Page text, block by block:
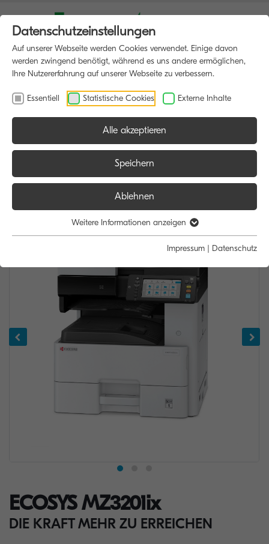
ECOSYS MZ3201ix
DIE KRAFT MEHR ZU ERREICHEN
Datenschutzeinstellungen
Auf unserer Webseite werden Cookies verwendet. Einige davon
werden zwingend benötigt, während es uns andere ermöglichen,
Ihre Nutzererfahrung auf unserer Webseite zu verbessern.
Essentiell Statistische Cookies Externe Inhalte
Alle akzeptieren
Speichern
Ablehnen
Weitere Informationen anzeigen
Impressum | Datenschutz